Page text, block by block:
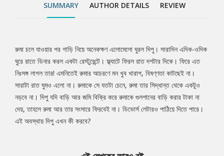
SUMMARY AUTHOR DETAILS REVIEW
Tab
Article
রুমা চলে যাওয়ার পর গাড়ি নিয়ে অনেকক্ষণ এলোমেলো ঘুরল দিপু। সারাদিন এদিক-ওদিক
ঘুরে রাতে ডিনার করল একটা রেস্টুরেন্টে। ফ্ল্যাটে ফিরল রাত দশটার দিকে। ফিরে এত
নিঃসঙ্গ লাগল তার! এমনিতেই রুমার আচরণে মন খুব খারাপ, বিষণ্ণতা কাটছেই না।
সারাটা রাত ঘুমও এলো না। রুমাকে সে যতটা চেনে, রুমা তার সিদ্ধান্ত থেকে একটুও
নড়বে না। দিপু যদি বাড়ি আর জমি বিক্রি করে রুমাকে গুলশানের বাড়ি করার টাকা না
দেয়, তাহলে রুমা আর তার সংসারে ফিরবেই না। ডিভোর্স লেটারও পাঠিয়ে দিতে পারে।
এই অবস্থায় দিপু এখন কী করবে?